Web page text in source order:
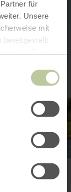
für
Unsere
mit
bereitgestellt